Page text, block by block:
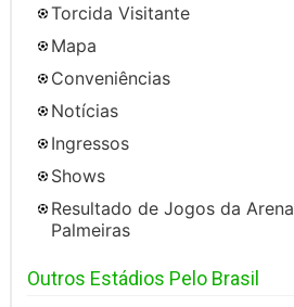
Torcida Visitante
Mapa
Conveniências
Notícias
Ingressos
Shows
Resultado de Jogos da Arena
Palmeiras
Outros Estádios Pelo Brasil